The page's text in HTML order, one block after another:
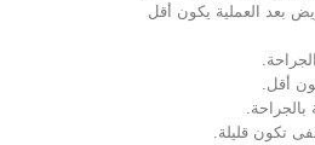
بعد العملية يكون أقل
أقل.
تكون قليلة.